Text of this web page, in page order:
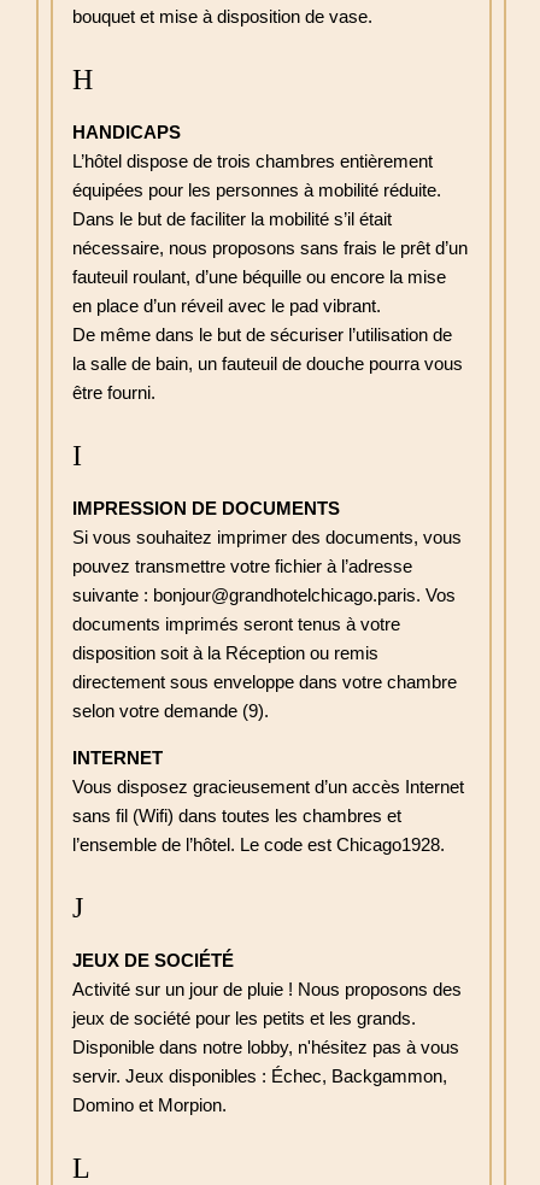
bouquet et mise à disposition de vase.
H
HANDICAPS
L’hôtel dispose de trois chambres entièrement
équipées pour les personnes à mobilité réduite.
Dans le but de faciliter la mobilité s’il était
nécessaire, nous proposons sans frais le prêt d’un
fauteuil roulant, d’une béquille ou encore la mise
en place d’un réveil avec le pad vibrant.
De même dans le but de sécuriser l’utilisation de
la salle de bain, un fauteuil de douche pourra vous
être fourni.
I
IMPRESSION DE DOCUMENTS
Si vous souhaitez imprimer des documents, vous
pouvez transmettre votre fichier à l’adresse
suivante : bonjour@grandhotelchicago.paris. Vos
documents imprimés seront tenus à votre
disposition soit à la Réception ou remis
directement sous enveloppe dans votre chambre
selon votre demande (9).
INTERNET
Vous disposez gracieusement d’un accès Internet
sans fil (Wifi) dans toutes les chambres et
l’ensemble de l’hôtel. Le code est Chicago1928.
J
JEUX DE SOCIÉTÉ
Activité sur un jour de pluie ! Nous proposons des
jeux de société pour les petits et les grands.
Disponible dans notre lobby, n'hésitez pas à vous
servir. Jeux disponibles : Échec, Backgammon,
Domino et Morpion.
L
CHAMBRES
OFFRES & PACKAGES
GALERIE
ENGAGEMENTS
FAQ
CONTACT & ACCÈS
MA RÉSERVATION
bonjour@grandhotelchicago.paris